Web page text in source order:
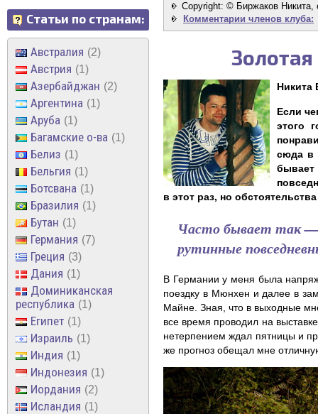
Статьи по странам:
Австралия 2
Австрия 1
Азербайджан 2
Аргентина 1
Аруба 1
Багамские о-ва 1
Белиз 1
Бельгия 1
Ботсвана 1
Бразилия 1
Бутан 1
Германия 7
Греция 3
Дания 1
Доминиканская
республика
1
Египет 1
Израиль 1
Индия 1
Индонезия 1
Иордания 2
Исландия 1
Copyright: © Биржаков Никита,
Комментарии членов клуба:
Никита
Если
этого
сюда в
в этот раз, но
Часто бывает так —
рутинные
В Германии у меня была
поездку в Мюнхен и далее в
Майне. Зная, что в выходные
все время проводил на
нетерпением ждал пятницы и
же прогноз обещал мне